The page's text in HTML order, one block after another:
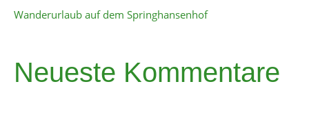
Wanderurlaub auf dem Springhansenhof
Neueste Kommentare